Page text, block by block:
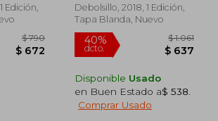
Edición,
Debolsillo, 2018, 1 Edición,
Tapa Blanda, Nuevo
Disponible Usado
en Buen Estado a$ 538
Comprar Usado